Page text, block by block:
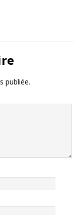
publiée.